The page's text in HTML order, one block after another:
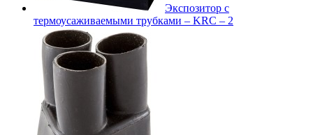
Экспозитор с
термоусаживаемыми трубками – KRC – 2